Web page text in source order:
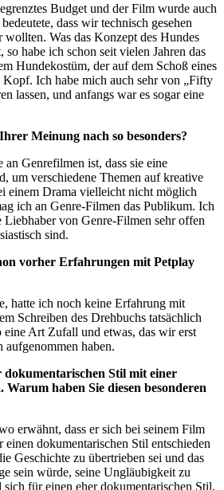
Budget und der Film wurde auch
dass wir technisch gesehen
Was das Konzept des Hundes
habe ich schon seit vielen Jahren das
Hundekostüm, der auf dem Schoß eines
Ich habe mich auch sehr von „Fifty
lassen, und anfangs war es sogar eine
Meinung nach so besonders?
Genrefilmen ist, dass sie eine
um verschiedene Themen auf kreative
einem Drama vielleicht nicht möglich
ich an Genre-Filmen das Publikum. Ich
Liebhaber von Genre-Filmen sehr offen
sind.
vorher Erfahrungen mit Petplay
hatte ich noch keine Erfahrung mit
Schreiben des Drehbuchs tatsächlich
eine Art Zufall und etwas, das wir erst
aufgenommen haben.
dokumentarischen Stil mit einer
haben Sie diesen besonderen
erwähnt, dass er sich bei seinem Film
einen dokumentarischen Stil entschieden
Geschichte zu übertrieben sei und das
sein würde, seine Ungläubigkeit zu
für einen eher dokumentarischen Stil,